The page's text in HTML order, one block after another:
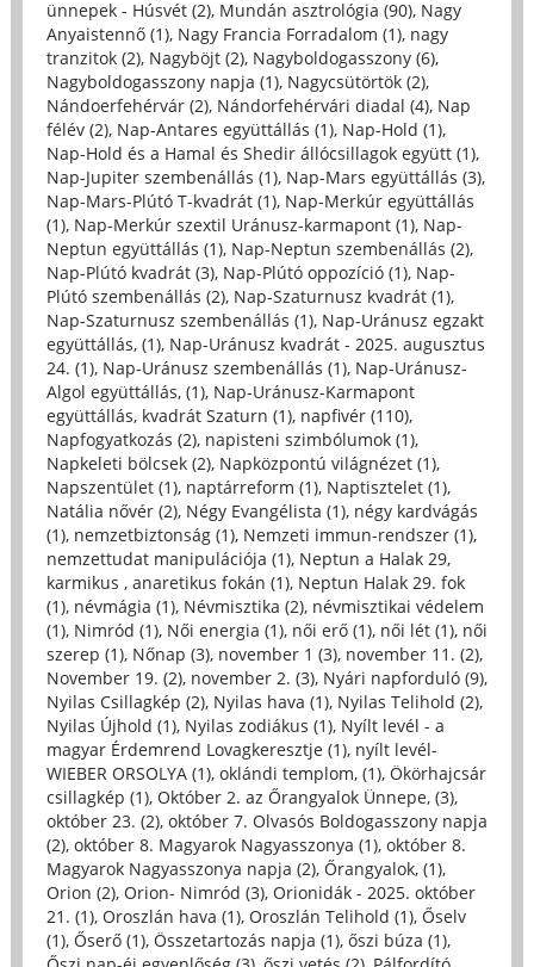
ünnepek - Húsvét (2), Mundán asztrológia (90), Nagy
Anyaistennő (1), Nagy Francia Forradalom (1), nagy
tranzitok (2), Nagyböjt (2), Nagyboldogasszony (6),
Nagyboldogasszony napja (1), Nagycsütörtök (2),
Nándoerfehérvár (2), Nándorfehérvári diadal (4), Nap
félév (2), Nap-Antares együttállás (1), Nap-Hold (1),
Nap-Hold és a Hamal és Shedir állócsillagok együtt (1),
Nap-Jupiter szembenállás (1), Nap-Mars együttállás (3),
Nap-Mars-Plútó T-kvadrát (1), Nap-Merkúr együttállás
(1), Nap-Merkúr szextil Uránusz-karmapont (1), Nap-
Neptun együttállás (1), Nap-Neptun szembenállás (2),
Nap-Plútó kvadrát (3), Nap-Plútó oppozíció (1), Nap-
Plútó szembenállás (2), Nap-Szaturnusz kvadrát (1),
Nap-Szaturnusz szembenállás (1), Nap-Uránusz egzakt
együttállás, (1), Nap-Uránusz kvadrát - 2025. augusztus
24. (1), Nap-Uránusz szembenállás (1), Nap-Uránusz-
Algol együttállás, (1), Nap-Uránusz-Karmapont
együttállás, kvadrát Szaturn (1), napfivér (110),
Napfogyatkozás (2), napisteni szimbólumok (1),
Napkeleti bölcsek (2), Napközpontú világnézet (1),
Napszentület (1), naptárreform (1), Naptisztelet (1),
Natália nővér (2), Négy Evangélista (1), négy kardvágás
(1), nemzetbiztonság (1), Nemzeti immun-rendszer (1),
nemzettudat manipulációja (1), Neptun a Halak 29,
karmikus , anaretikus fokán (1), Neptun Halak 29. fok
(1), névmágia (1), Névmisztika (2), névmisztikai védelem
(1), Nimród (1), Női energia (1), női erő (1), női lét (1), női
szerep (1), Nőnap (3), november 1 (3), november 11. (2),
November 19. (2), november 2. (3), Nyári napforduló (9),
Nyilas Csillagkép (2), Nyilas hava (1), Nyilas Telihold (2),
Nyilas Újhold (1), Nyilas zodiákus (1), Nyílt levél - a
magyar Érdemrend Lovagkeresztje (1), nyílt levél-
WIEBER ORSOLYA (1), oklándi templom, (1), Ökörhajcsár
csillagkép (1), Október 2. az Őrangyalok Ünnepe, (3),
október 23. (2), október 7. Olvasós Boldogasszony napja
(2), október 8. Magyarok Nagyasszonya (1), október 8.
Magyarok Nagyasszonya napja (2), Őrangyalok, (1),
Orion (2), Orion- Nimród (3), Orionidák - 2025. október
21. (1), Oroszlán hava (1), Oroszlán Telihold (1), Őselv
(1), Őserő (1), Összetartozás napja (1), őszi búza (1),